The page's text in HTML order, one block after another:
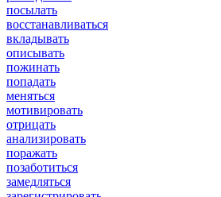
посылать
восстанавливаться
вкладывать
описывать
пожинать
попадать
меняться
мотивировать
отрицать
анализировать
поражать
позаботиться
замедляться